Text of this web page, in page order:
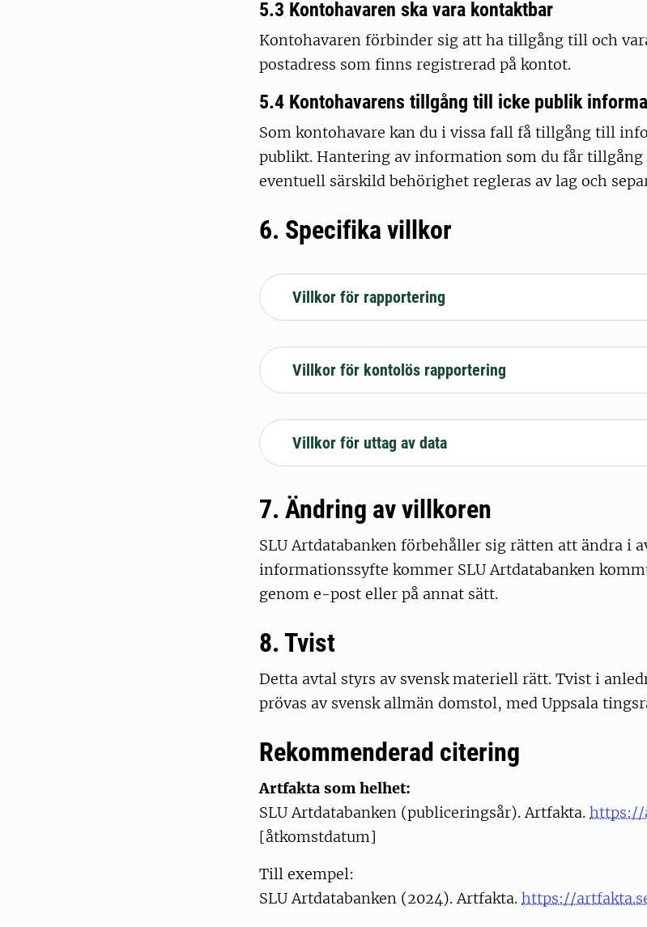
5.3 Kontohavaren ska vara kontaktbar
Kontohavaren förbinder sig att ha tillgång till och
postadress som finns registrerad på kontot.
5.4 Kontohavarens tillgång till icke publik
Som kontohavare kan du i vissa fall få tillgång till
publikt. Hantering av information som du får
eventuell särskild behörighet regleras av lag och
6. Specifika villkor
Villkor för rapportering
Villkor för kontolös rapportering
Villkor för uttag av data
7. Ändring av villkoren
SLU Artdatabanken förbehåller sig rätten att ändra i
informationssyfte kommer SLU Artdatabanken
genom e-post eller på annat sätt.
8. Tvist
Detta avtal styrs av svensk materiell rätt. Tvist i
prövas av svensk allmän domstol, med Uppsala
Rekommenderad citering
Artfakta som helhet:
SLU Artdatabanken (publiceringsår). Artfakta. https://
[åtkomstdatum]
Till exempel:
SLU Artdatabanken (2024). Artfakta. https://